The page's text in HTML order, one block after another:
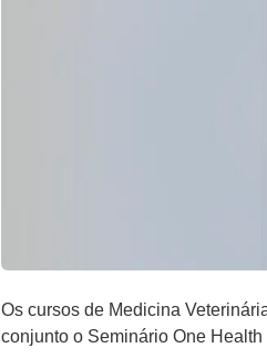
Os cursos de Medicina
conjunto o Seminário One